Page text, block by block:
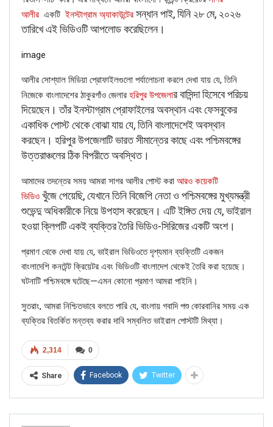
If you want to fact-check any story,
WhatsApp it now on +91 88268 00707
FAKE NEWS BUSTER
Name
Email
আলীর একটি ইনস্টাগ্রাম অ্যাকাউন্টের সন্ধান পাই, যিনি ২৮ মে, ২০২৬
তারিখে এই ভিডিওটি আপলোড করেছিলেন।
image
আলীর সোশ্যাল মিডিয়া প্রোফাইলগুলো পর্যালোচনা করলে দেখা যায় যে, তিনি
নিজেকে বাংলাদেশের ঠাকুরগাঁও জেলার হরিপুর উপজেলার বাসিন্দা হিসেবে পরিচয়
দিয়েছেন। তাঁর ইনস্টাগ্রাম প্রোফাইলের অবস্থান এবং ফেসবুকের
একাধিক পোস্ট থেকে বোঝা যায় যে, তিনি বাংলাদেশেই অবস্থান
করছেন। হরিপুর উপজেলাটি ভারত সীমান্তের কাছে এবং পশ্চিমবঙ্গের
উত্তরাঞ্চলের ঠিক বিপরীতে অবস্থিত।
আমাদের তদন্তের সময় আমরা সাগর আলীর পোস্ট করা আরও কয়েকটি
ভিডিও খুঁজে পেয়েছি, যেখানে তিনি বিজেপি নেতা ও পশ্চিমবঙ্গের মুখ্যমন্ত্রী
শুভেন্দু অধিকারীকে নিয়ে উপহাস করেছেন। এটি ইঙ্গিত দেয় যে, ভাইরাল
হওয়া ক্লিপটি একই ব্যক্তির তৈরি ভিডিও-সিরিজের একটি অংশ।
প্রমাণ থেকে দেখা যায় যে, ভাইরাল ভিডিওতে দৃশ্যমান ব্যক্তিটি একজন
বাংলাদেশি কনটেন্ট ক্রিয়েটর এবং ভিডিওটি বাংলাদেশ থেকেই তৈরি করা হয়েছে।
ঘটনাটি পশ্চিমবঙ্গে ঘটেছে—এমন কোনো প্রমাণ আমরা পাইনি।
সুতরাং, আমরা নিশ্চিতভাবে বলতে পারি যে, বাংলায় গবাদি পশু কোরবানির সময় এক
ব্যক্তির বিতর্কিত মন্তব্য করার দাবি সম্বলিত ভাইরাল পোস্টটি মিথ্যা।
0
2,314
Share Facebook Twitter